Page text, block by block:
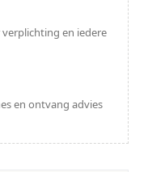
en iedere
en ontvang advies